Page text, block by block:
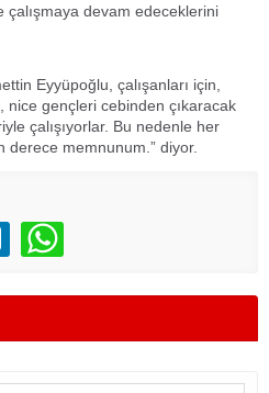
devam edeceklerini
Eyyüpoğlu, çalışanları için,
nice gençleri cebinden çıkaracak
çalışıyorlar. Bu nedenle her
derece memnunum.” diyor.